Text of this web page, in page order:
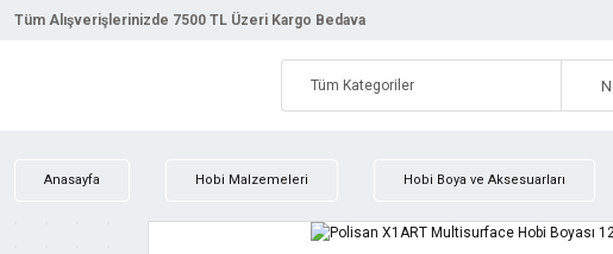
Tüm Alışverişlerinizde 7500 TL Üzeri Kargo Bedava
Anasayfa Hobi Malzemeleri Hobi Boya ve Aksesuarları